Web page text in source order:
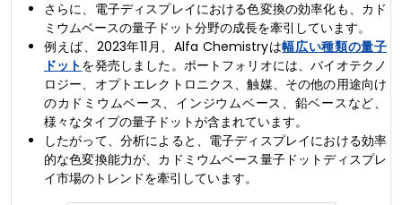
さらに、電子ディスプレイにおける色変換の効率化も、カド
ミウムベースの量子ドット分野の成長を牽引しています。
例えば、2023年11月、Alfa Chemistryは幅広い種類の量子
ドットを発売しました。ポートフォリオには、バイオテクノ
ロジー、オプトエレクトロニクス、触媒、その他の用途向け
のカドミウムベース、インジウムベース、鉛ベースなど、
様々なタイプの量子ドットが含まれています。
したがって、分析によると、電子ディスプレイにおける効率
的な色変換能力が、カドミウムベース量子ドットディスプレ
イ市場のトレンドを牽引しています。